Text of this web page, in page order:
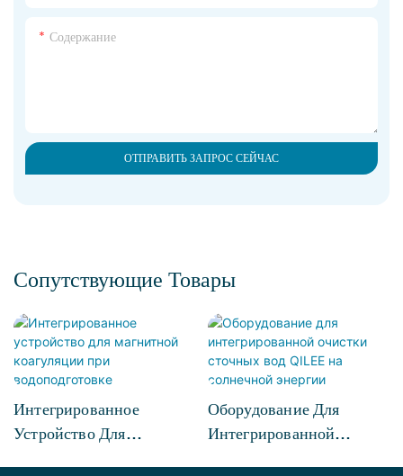
Содержание
ОТПРАВИТЬ ЗАПРОС СЕЙЧАС
Сопутствующие Товары
Интегрированное
Устройство Для
Оборудование Для
Интегрированной